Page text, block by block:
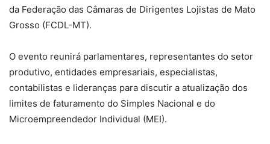
da Federação das Câmaras de Dirigentes Lojistas de Mato
Grosso (FCDL-MT).
O evento reunirá parlamentares, representantes do setor
produtivo, entidades empresariais, especialistas,
contabilistas e lideranças para discutir a atualização dos
limites de faturamento do Simples Nacional e do
Microempreendedor Individual (MEI).